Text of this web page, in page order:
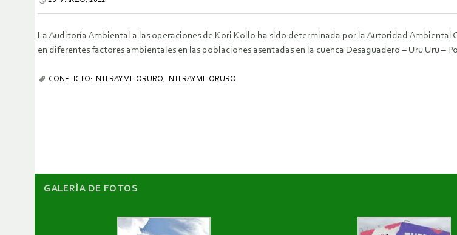
La Auditoría Ambiental a las operaciones de Kori Kollo ha sido determinada por la Autoridad
en diferentes factores ambientales en las poblaciones asentadas en la cuenca Desaguadero – Uru Uru –
CONFLICTO: INTI RAYMI -ORURO, INTI RAYMI -ORURO
GALERÌA DE FOTOS